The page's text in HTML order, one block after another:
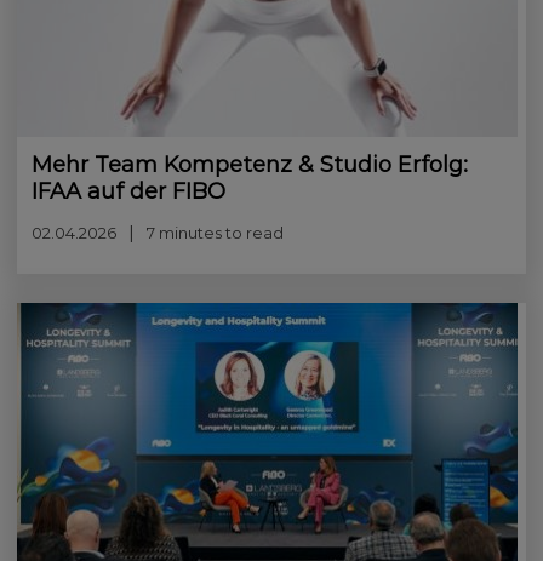
Mehr Team Kompetenz & Studio Erfolg:
IFAA auf der FIBO
02.04.2026 7 minutes to read